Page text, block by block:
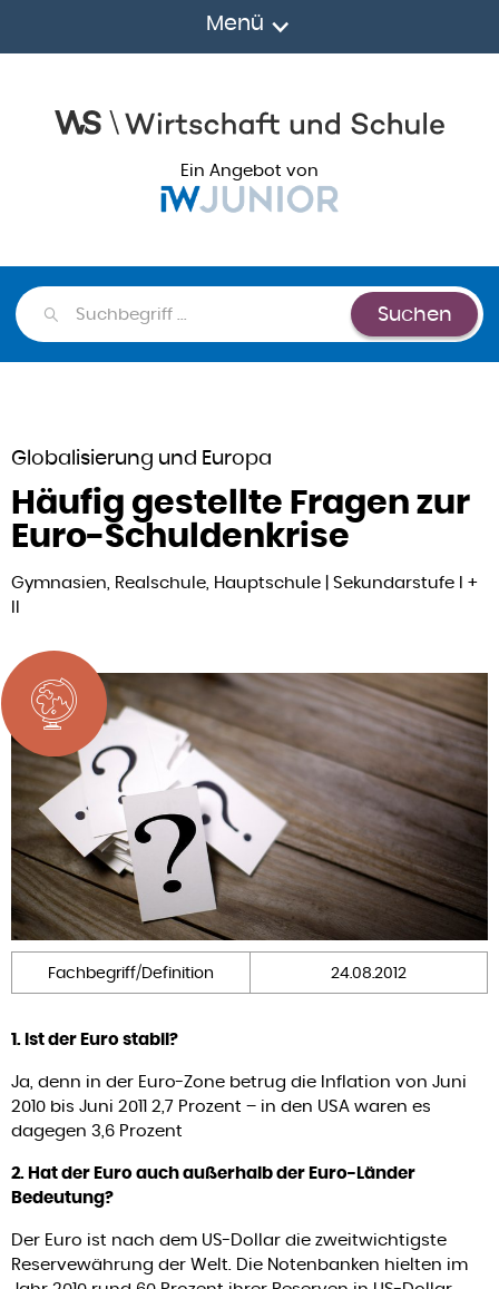
Menü
Ein Angebot von
Suchen Suchen
Häufig gestellte Fragen zur
Euro-Schuldenkrise
Globalisierung und Europa
Gymnasien, Realschule, Hauptschule | Sekundarstufe I +
II
Fachbegriff/Definition 24.08.2012
1. Ist der Euro stabil?
Ja, denn in der Euro-Zone betrug die Inflation von Juni
2010 bis Juni 2011 2,7 Prozent – in den USA waren es
dagegen 3,6 Prozent
2. Hat der Euro auch außerhalb der Euro-Länder
Bedeutung?
Der Euro ist nach dem US-Dollar die zweitwichtigste
Reservewährung der Welt. Die Notenbanken hielten im